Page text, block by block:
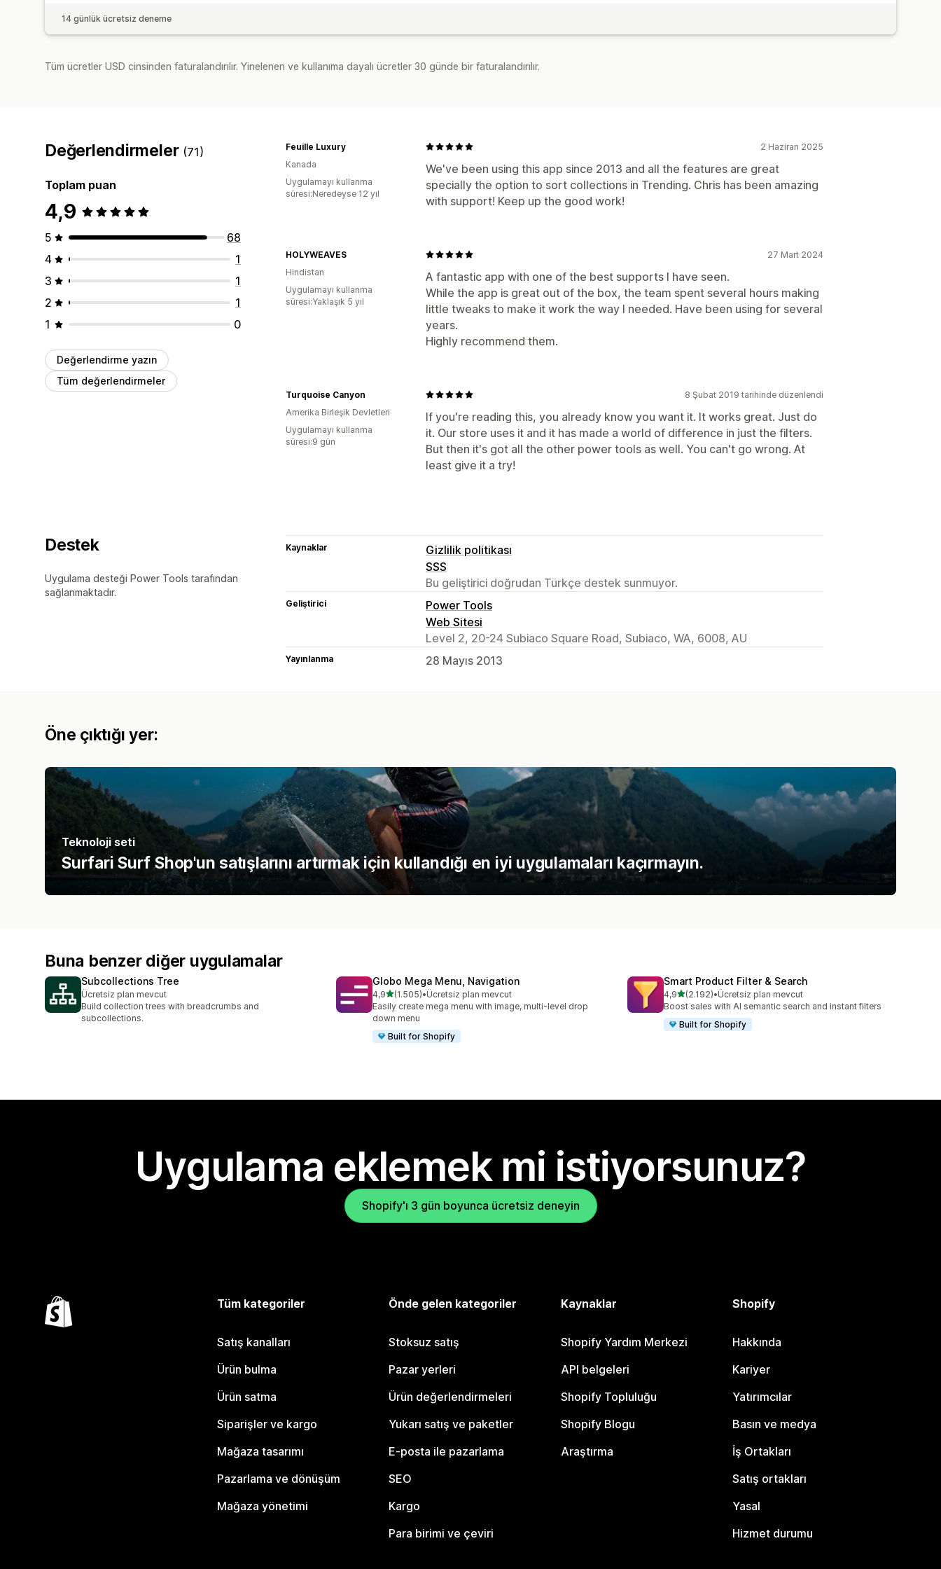
14 günlük ücretsiz deneme
Tüm ücretler USD cinsinden faturalandırılır. Yinelenen ve kullanıma dayalı ücretler 30 günde bir faturalandırılır.
Değerlendirmeler (71)
Toplam puan
4,9
5
68
4
1
3
1
2
1
1
0
Değerlendirme yazın
Tüm değerlendirmeler
2 Haziran 2025
We've been using this app since 2013 and all the features are great
specially the option to sort collections in Trending. Chris has been amazing
with support! Keep up the good work!
Feuille Luxury
Kanada
Uygulamayı kullanma
süresi:Neredeyse 12 yıl
27 Mart 2024
A fantastic app with one of the best supports I have seen.
While the app is great out of the box, the team spent several hours making
little tweaks to make it work the way I needed. Have been using for several
years.
Highly recommend them.
HOLYWEAVES
Hindistan
Uygulamayı kullanma
süresi:Yaklaşık 5 yıl
8 Şubat 2019 tarihinde düzenlendi
If you're reading this, you already know you want it. It works great. Just do
it. Our store uses it and it has made a world of difference in just the filters.
But then it's got all the other power tools as well. You can't go wrong. At
least give it a try!
Turquoise Canyon
Amerika Birleşik Devletleri
Uygulamayı kullanma
süresi:9 gün
Destek
Uygulama desteği Power Tools tarafından
sağlanmaktadır.
Kaynaklar
Gizlilik politikası
SSS
Bu geliştirici doğrudan Türkçe destek sunmuyor.
Geliştirici
Power Tools
Web Sitesi
Level 2, 20-24 Subiaco Square Road, Subiaco, WA, 6008, AU
Yayınlanma 28 Mayıs 2013
Öne çıktığı yer:
Teknoloji seti
Surfari Surf Shop'un satışlarını artırmak için kullandığı en iyi uygulamaları kaçırmayın.
Buna benzer diğer uygulamalar
Subcollections Tree
Ücretsiz plan mevcut
Build collection trees with breadcrumbs and
subcollections.
Globo Mega Menu, Navigation
4,95 yıldız üzerinden
(1.505)
toplam 1505 değerlendirme
•Ücretsiz plan mevcut
Easily create mega menu with image, multi-level drop
down menu
Built for Shopify
Smart Product Filter & Search
4,95 yıldız üzerinden
(2.192)
toplam 2192 değerlendirme
•Ücretsiz plan mevcut
Boost sales with AI semantic search and instant filters
Built for Shopify
Uygulama eklemek mi istiyorsunuz?
Shopify'ı 3 gün boyunca ücretsiz deneyin
Tüm kategoriler
Satış kanalları
Ürün bulma
Ürün satma
Siparişler ve kargo
Mağaza tasarımı
Pazarlama ve dönüşüm
Mağaza yönetimi
Önde gelen kategoriler
Stoksuz satış
Pazar yerleri
Ürün değerlendirmeleri
Yukarı satış ve paketler
E-posta ile pazarlama
SEO
Kargo
Para birimi ve çeviri
Kaynaklar
Shopify Yardım Merkezi
API belgeleri
Shopify Topluluğu
Shopify Blogu
Araştırma
Shopify
Hakkında
Kariyer
Yatırımcılar
Basın ve medya
İş Ortakları
Satış ortakları
Yasal
Hizmet durumu